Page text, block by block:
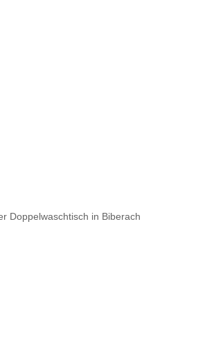
Doppelwaschtisch in Biberach